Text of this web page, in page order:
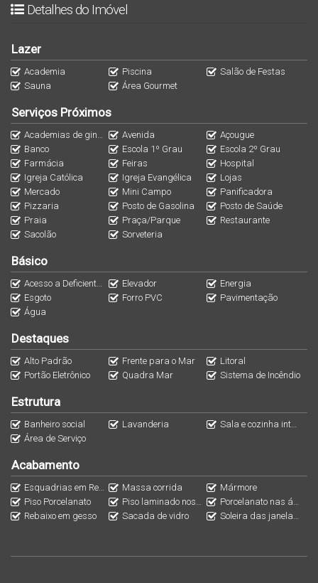
Piscina
Academia
Sauna
Banheiro PNE
Lavabo
APARTAMENTO GIARDINO - 169m²
Terraço com piscina privativa
3 suítes, sendo 1 suíte Master
APARTAMENTO DUPLEX INFERIOR - 236m²
4 suítes, sendo 2 suítes Master
APARTAMENTO DUPLEX SUPERIOR
Cozinha Gourmet com churrasqueira à carvão
Previsão de entrega: 2027
Incorporação Imobiliária: R-15 - 18.401
Detalhes do Imóvel
Lazer
Academia Piscina
Salão de Festas
Sauna
Área Gourmet
Serviços Próximos
Academias de ginástica Avenida
Açougue
Banco
Escola 1º Grau
Escola 2º Grau
Farmácia
Feiras
Hospital
Igreja Católica
Igreja Evangélica
Lojas
Mercado
Mini Campo
Panificadora
Pizzaria
Posto de Gasolina
Posto de Saúde
Praia
Praça/Parque
Restaurante
Sacolão
Sorveteria
Básico
Acesso a Deficientes Elevador
Energia
Esgoto
Forro PVC
Pavimentação
Água
Destaques
Alto Padrão Frente para o Mar
Litoral
Portão Eletrônico
Quadra Mar Sistema de Incêndio
Estrutura
Banheiro social Lavanderia
Sala e cozinha integradas
Área de Serviço
Acabamento
Esquadrias em Reiki Massa corrida
Mármore
Piso Porcelanato
Piso laminado nos dormitórios
Porcelanato nas áreas sociais e banheiros
Rebaixo em gesso
Sacada de vidro Soleira das janelas em mármore